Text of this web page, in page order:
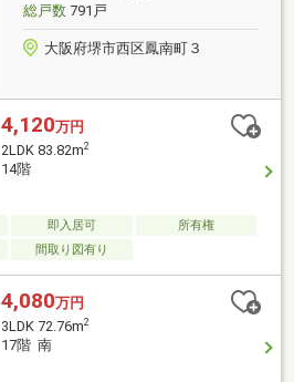
総戸数791戸
大阪府堺市西区鳳南町３
4,120万円
2LDK 83.82m2
14階
即入居可
所有権
間取り図有り
4,080万円
3LDK 72.76m2
17階 南